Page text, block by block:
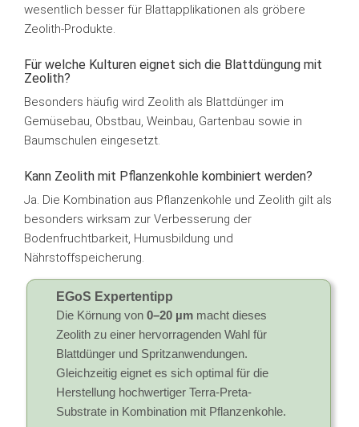
wesentlich besser für Blattapplikationen als gröbere
Zeolith-Produkte.
Für welche Kulturen eignet sich die Blattdüngung mit
Zeolith?
Besonders häufig wird Zeolith als Blattdünger im
Gemüsebau, Obstbau, Weinbau, Gartenbau sowie in
Baumschulen eingesetzt.
Kann Zeolith mit Pflanzenkohle kombiniert werden?
Ja. Die Kombination aus Pflanzenkohle und Zeolith gilt als
besonders wirksam zur Verbesserung der
Bodenfruchtbarkeit, Humusbildung und
Nährstoffspeicherung.
EGoS Expertentipp
Die Körnung von 0–20 µm macht dieses
Zeolith zu einer hervorragenden Wahl für
Blattdünger und Spritzanwendungen.
Gleichzeitig eignet es sich optimal für die
Herstellung hochwertiger Terra-Preta-
Substrate in Kombination mit Pflanzenkohle.